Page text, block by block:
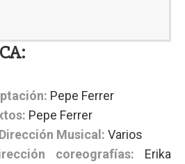
Pepe Ferrer
Pepe Ferrer
Musical: Varios
coreografías: Erika